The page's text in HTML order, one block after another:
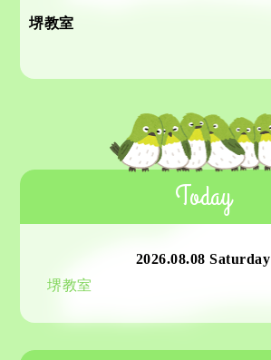
堺教室
Today
2026.08.08 Saturday
堺教室